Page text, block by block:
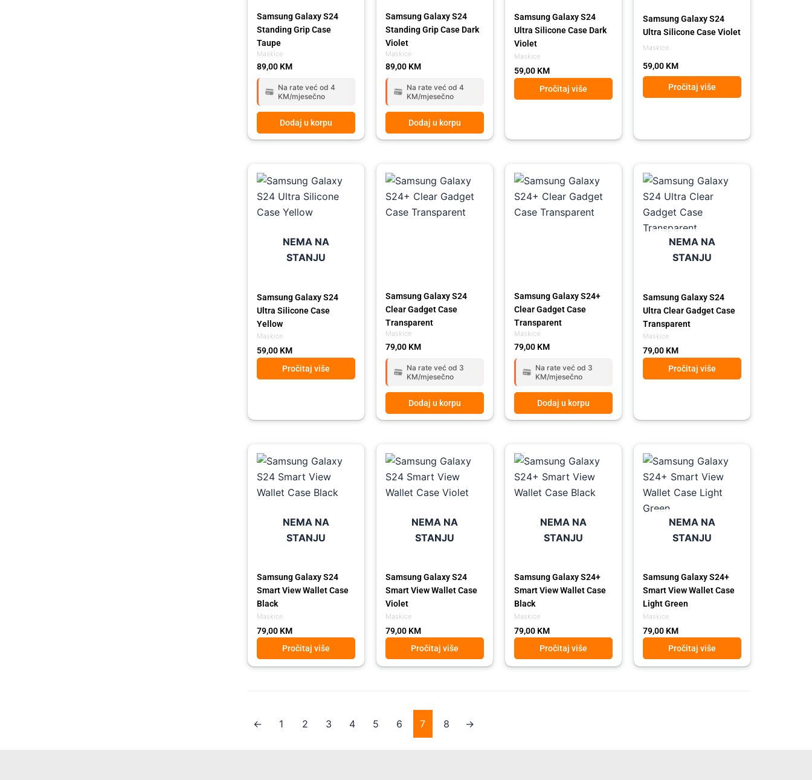
Maskice
Samsung Galaxy S24
Standing Grip Case
Taupe
89,00 KM
Na rate već od 4
KM/mjesečno
Dodaj u korpu
Maskice
Samsung Galaxy S24
Standing Grip Case Dark
Violet
89,00 KM
Na rate već od 4
KM/mjesečno
Dodaj u korpu
Maskice
Samsung Galaxy S24
Ultra Silicone Case Dark
Violet
59,00 KM
Pročitaj više
Maskice
Samsung Galaxy S24
Ultra Silicone Case Violet
59,00 KM
Pročitaj više
NEMA NA
STANJU
Maskice
Samsung Galaxy S24
Ultra Silicone Case
Yellow
59,00 KM
Pročitaj više
Maskice
Samsung Galaxy S24
Clear Gadget Case
Transparent
79,00 KM
Na rate već od 3
KM/mjesečno
Dodaj u korpu
Maskice
Samsung Galaxy S24+
Clear Gadget Case
Transparent
79,00 KM
Na rate već od 3
KM/mjesečno
Dodaj u korpu
NEMA NA
STANJU
Maskice
Samsung Galaxy S24
Ultra Clear Gadget Case
Transparent
79,00 KM
Pročitaj više
NEMA NA
STANJU
Maskice
Samsung Galaxy S24
Smart View Wallet Case
Black
79,00 KM
Pročitaj više
NEMA NA
STANJU
Maskice
Samsung Galaxy S24
Smart View Wallet Case
Violet
79,00 KM
Pročitaj više
NEMA NA
STANJU
Maskice
Samsung Galaxy S24+
Smart View Wallet Case
Black
79,00 KM
Pročitaj više
NEMA NA
STANJU
Maskice
Samsung Galaxy S24+
Smart View Wallet Case
Light Green
79,00 KM
Pročitaj više
← 1 2 3 4 5 6 7 8 →